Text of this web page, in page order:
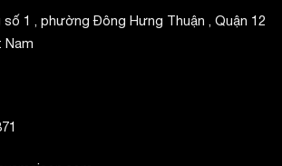
1 , phường Đông Hưng Thuận , Quận 12
Nam